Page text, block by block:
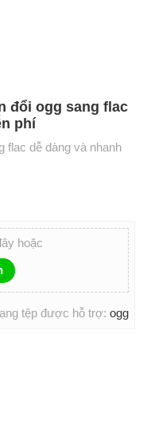
đổi ogg sang flac
phí
flac dễ dàng và nhanh
hoặc
tệp được hỗ trợ: ogg